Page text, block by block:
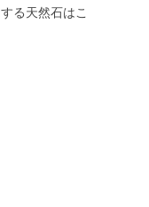
る天然石はこ